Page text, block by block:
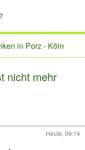
in Porz - Köln
nicht mehr
Heute, 09:14